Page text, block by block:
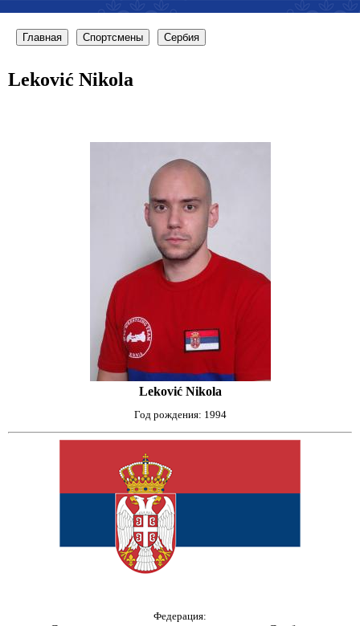
Главная Спортсмены Сербия
Leković Nikola
Leković Nikola
Год рождения: 1994
Федерация: